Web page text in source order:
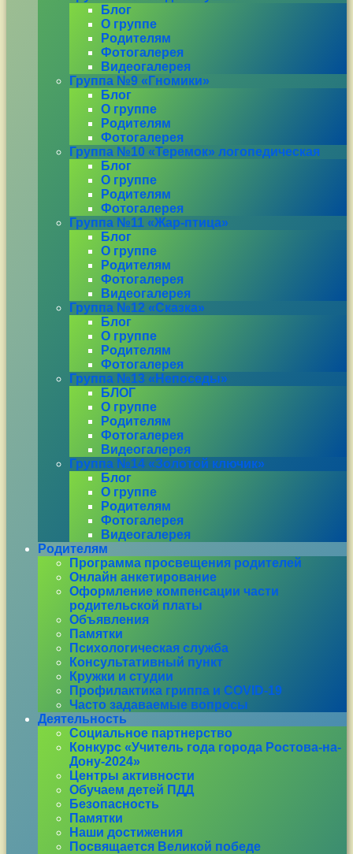
Блог
О группе
Родителям
Фотогалерея
Видеогалерея
Группа №9 «Гномики»
Блог
О группе
Родителям
Фотогалерея
Группа №10 «Теремок» логопедическая
Блог
О группе
Родителям
Фотогалерея
Группа №11 «Жар-птица»
Блог
О группе
Родителям
Фотогалерея
Видеогалерея
Группа №12 «Сказка»
Блог
О группе
Родителям
Фотогалерея
Группа №13 «Непоседы»
БЛОГ
О группе
Родителям
Фотогалерея
Видеогалерея
Группа №14 «Золотой ключик»
Блог
О группе
Родителям
Фотогалерея
Видеогалерея
Родителям
Программа просвещения родителей
Онлайн анкетирование
Оформление компенсации части
родительской платы
Объявления
Памятки
Психологическая служба
Консультативный пункт
Кружки и студии
Профилактика гриппа и COVID-19
Часто задаваемые вопросы
Деятельность
Социальное партнерство
Конкурс «Учитель года города Ростова-на-
Дону-2024»
Центры активности
Обучаем детей ПДД
Безопасность
Памятки
Наши достижения
Посвящается Великой победе